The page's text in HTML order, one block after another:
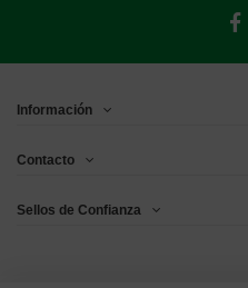
Información
Contacto
Sellos de Confianza